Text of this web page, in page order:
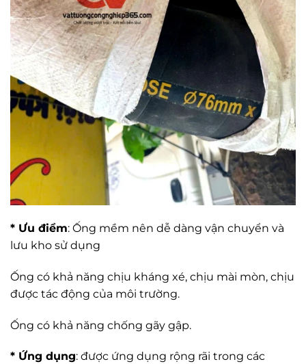
* Ưu điểm: Ống mềm nên dễ dàng vận chuyển và
lưu kho sử dụng
Ống có khả năng chịu kháng xé, chịu mài mòn, chịu
được tác động của môi trường.
Ống có khả năng chống gãy gập.
* Ứng dụng: được ứng dụng rộng rãi trong các